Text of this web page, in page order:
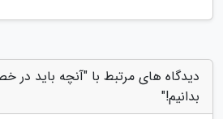
دیدگاه های مرتبط با "آنچه باید
بدانیم!"